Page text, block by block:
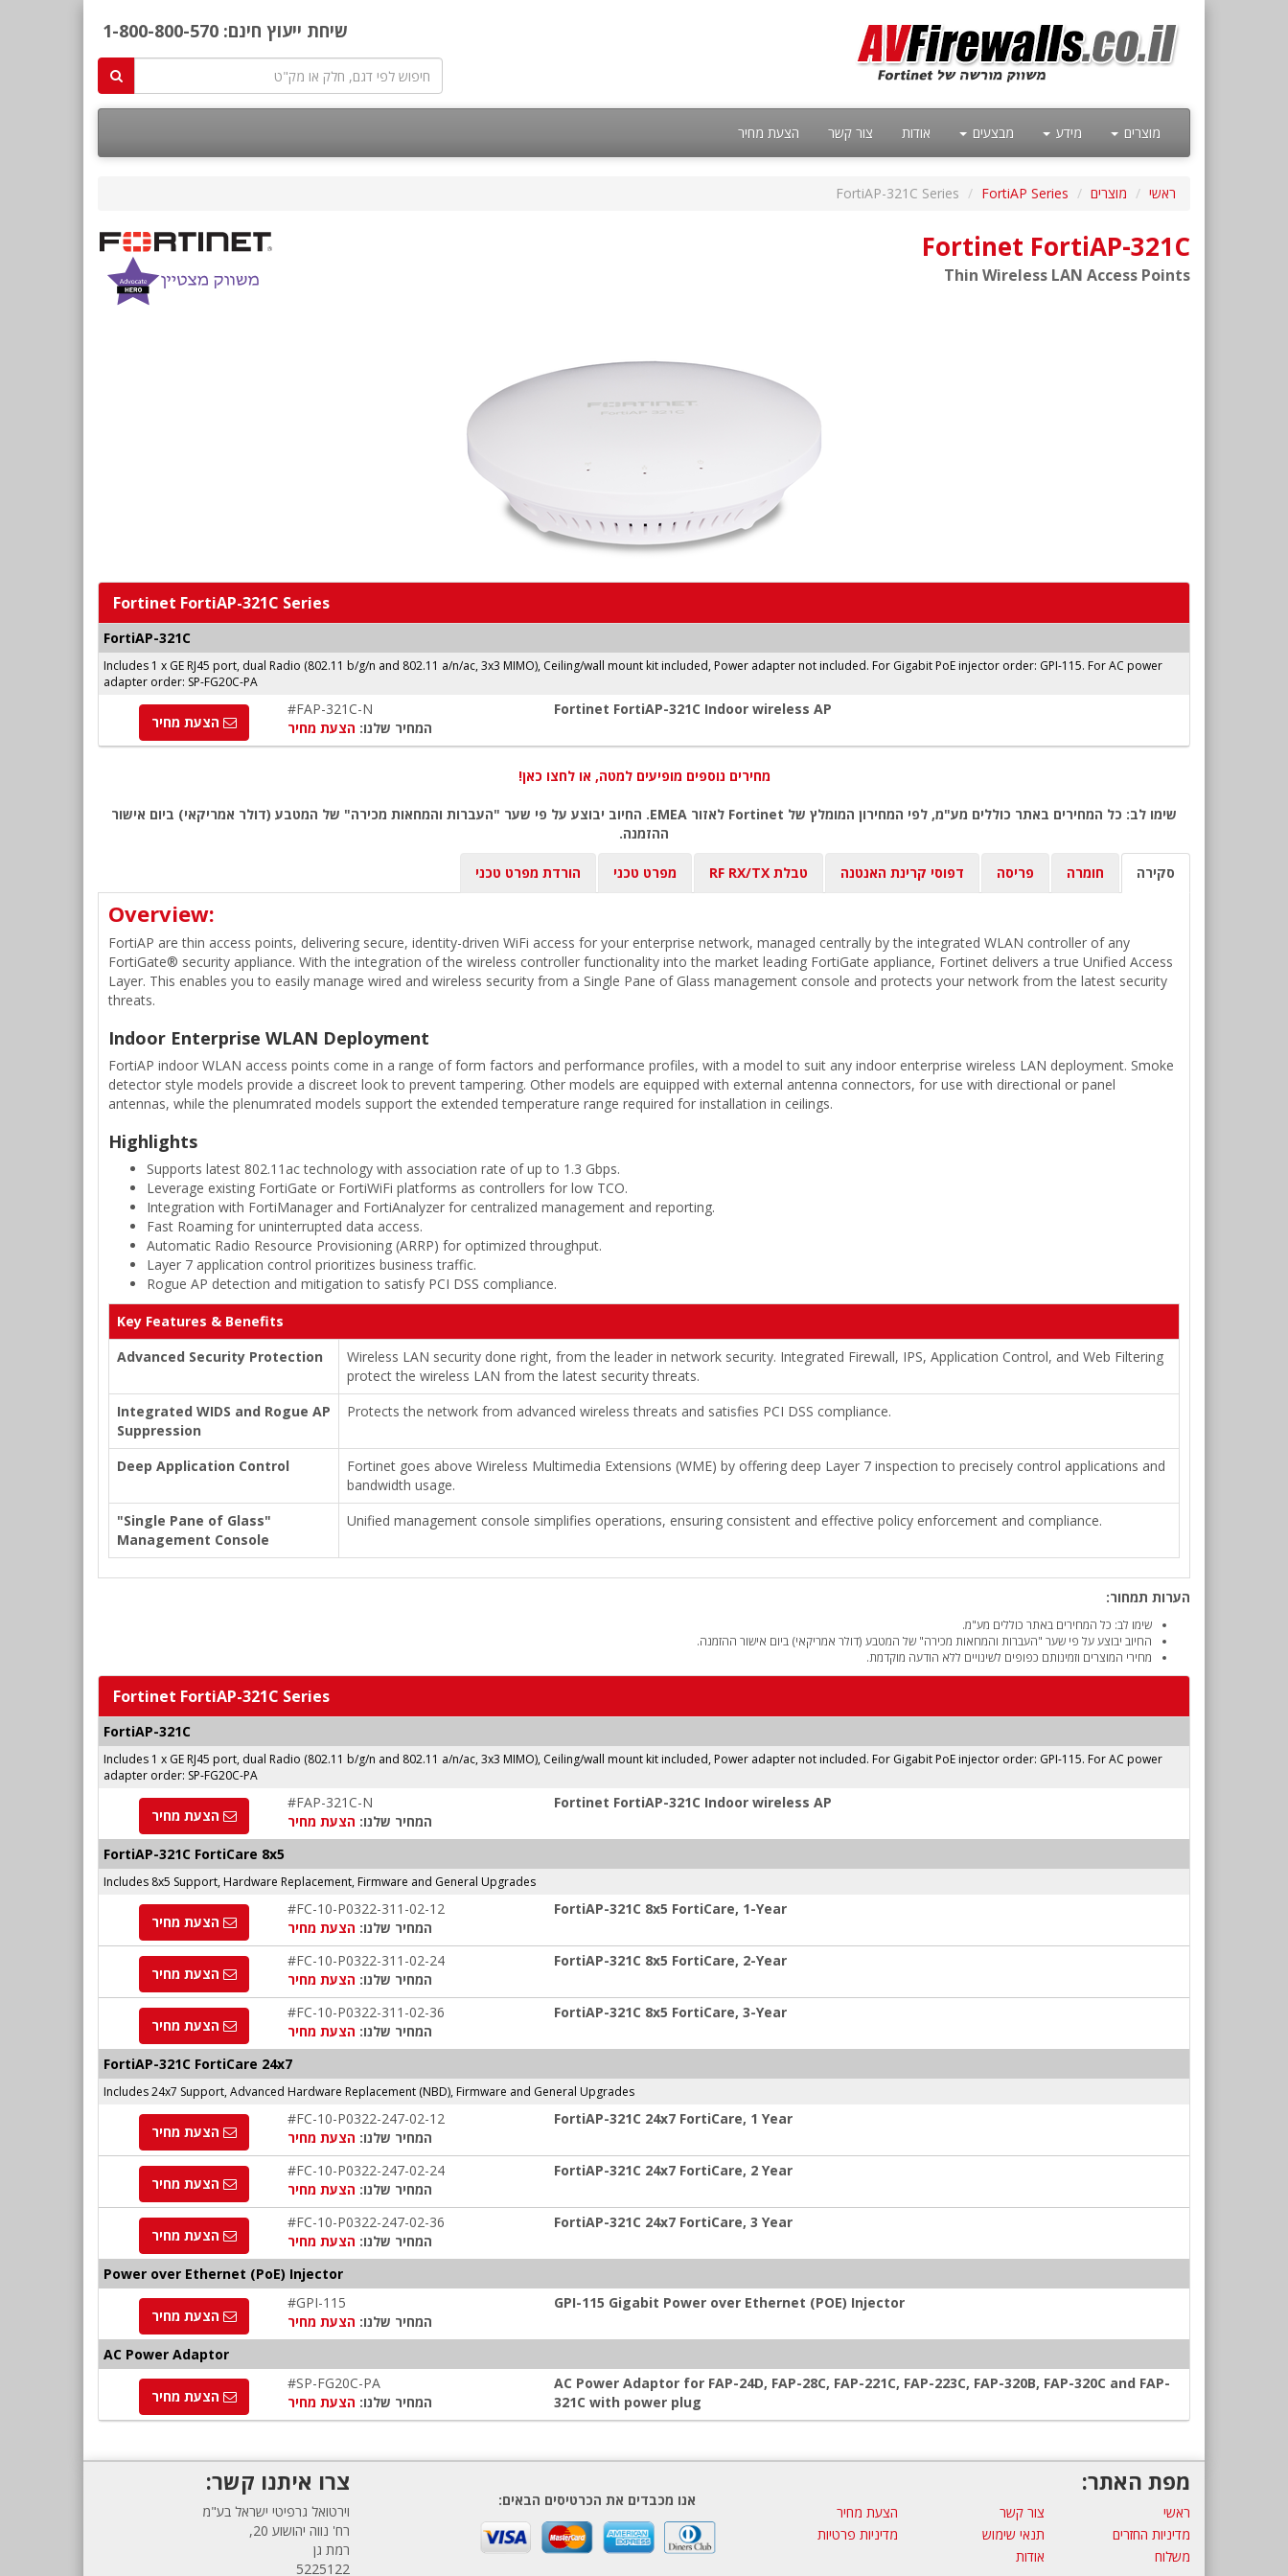
שיחת ייעוץ חינם: 1-800-800-570
מוצרים מידע מבצעים אודות צור קשר הצעת מחיר
ראשי מוצרים FortiAP Series
FortiAP-321C Series
Fortinet FortiAP-321C
Thin Wireless LAN Access Points
Fortinet FortiAP-321C Series
FortiAP-321C
Includes 1 x GE RJ45 port, dual Radio (802.11 b/g/n and 802.11 a/n/ac, 3x3 MIMO), Ceiling/wall mount kit included, Power adapter not included. For Gigabit PoE injector order: GPI-115. For AC power
adapter order: SP-FG20C-PA
Fortinet FortiAP-321C Indoor wireless AP
#FAP-321C-N
המחיר שלנו: הצעת מחיר הצעת מחיר
מחירים נוספים מופיעים למטה, או לחצו כאן!
שימו לב: כל המחירים באתר כוללים מע"מ, לפי המחירון המומלץ של Fortinet לאזור EMEA. החיוב יבוצע על פי שער "העברות והמחאות מכירה" של המטבע (דולר אמריקאי) ביום אישור
ההזמנה.
סקירה חומרה פריסה דפוסי קרינת האנטנה טבלת RF RX/TX מפרט טכני הורדת מפרט טכני
Overview:
FortiAP are thin access points, delivering secure, identity-driven WiFi access for your enterprise network, managed centrally by the integrated WLAN controller of any
FortiGate® security appliance. With the integration of the wireless controller functionality into the market leading FortiGate appliance, Fortinet delivers a true Unified Access
Layer. This enables you to easily manage wired and wireless security from a Single Pane of Glass management console and protects your network from the latest security
threats.
Indoor Enterprise WLAN Deployment
FortiAP indoor WLAN access points come in a range of form factors and performance profiles, with a model to suit any indoor enterprise wireless LAN deployment. Smoke
detector style models provide a discreet look to prevent tampering. Other models are equipped with external antenna connectors, for use with directional or panel
antennas, while the plenumrated models support the extended temperature range required for installation in ceilings.
Highlights
Supports latest 802.11ac technology with association rate of up to 1.3 Gbps.
Leverage existing FortiGate or FortiWiFi platforms as controllers for low TCO.
Integration with FortiManager and FortiAnalyzer for centralized management and reporting.
Fast Roaming for uninterrupted data access.
Automatic Radio Resource Provisioning (ARRP) for optimized throughput.
Layer 7 application control prioritizes business traffic.
Rogue AP detection and mitigation to satisfy PCI DSS compliance.
Key Features & Benefits
Advanced Security Protection
Wireless LAN security done right, from the leader in network security. Integrated Firewall, IPS, Application Control, and Web Filtering
protect the wireless LAN from the latest security threats.
Integrated WIDS and Rogue AP
Suppression
Protects the network from advanced wireless threats and satisfies PCI DSS compliance.
Deep Application Control
Fortinet goes above Wireless Multimedia Extensions (WME) by offering deep Layer 7 inspection to precisely control applications and
bandwidth usage.
"Single Pane of Glass"
Management Console
Unified management console simplifies operations, ensuring consistent and effective policy enforcement and compliance.
הערות תמחור:
שימו לב: כל המחירים באתר כוללים מע"מ.
החיוב יבוצע על פי שער "העברות והמחאות מכירה" של המטבע (דולר אמריקאי) ביום אישור ההזמנה.
מחירי המוצרים וזמינותם כפופים לשינויים ללא הודעה מוקדמת.
Fortinet FortiAP-321C Series
FortiAP-321C
Includes 1 x GE RJ45 port, dual Radio (802.11 b/g/n and 802.11 a/n/ac, 3x3 MIMO), Ceiling/wall mount kit included, Power adapter not included. For Gigabit PoE injector order: GPI-115. For AC power
adapter order: SP-FG20C-PA
Fortinet FortiAP-321C Indoor wireless AP
#FAP-321C-N
המחיר שלנו: הצעת מחיר הצעת מחיר
FortiAP-321C FortiCare 8x5
Includes 8x5 Support, Hardware Replacement, Firmware and General Upgrades
FortiAP-321C 8x5 FortiCare, 1-Year
#FC-10-P0322-311-02-12
המחיר שלנו: הצעת מחיר הצעת מחיר
FortiAP-321C 8x5 FortiCare, 2-Year
#FC-10-P0322-311-02-24
המחיר שלנו: הצעת מחיר הצעת מחיר
FortiAP-321C 8x5 FortiCare, 3-Year
#FC-10-P0322-311-02-36
המחיר שלנו: הצעת מחיר הצעת מחיר
FortiAP-321C FortiCare 24x7
Includes 24x7 Support, Advanced Hardware Replacement (NBD), Firmware and General Upgrades
FortiAP-321C 24x7 FortiCare, 1 Year
#FC-10-P0322-247-02-12
המחיר שלנו: הצעת מחיר הצעת מחיר
FortiAP-321C 24x7 FortiCare, 2 Year
#FC-10-P0322-247-02-24
המחיר שלנו: הצעת מחיר הצעת מחיר
FortiAP-321C 24x7 FortiCare, 3 Year
#FC-10-P0322-247-02-36
המחיר שלנו: הצעת מחיר הצעת מחיר
Power over Ethernet (PoE) Injector
GPI-115 Gigabit Power over Ethernet (POE) Injector
#GPI-115
המחיר שלנו: הצעת מחיר הצעת מחיר
AC Power Adaptor
AC Power Adaptor for FAP-24D, FAP-28C, FAP-221C, FAP-223C, FAP-320B, FAP-320C and FAP-
321C with power plug
#SP-FG20C-PA
המחיר שלנו: הצעת מחיר הצעת מחיר
מפת האתר:
ראשי צור קשר
הצעת מחיר
מדיניות החזרים
תנאי שימוש
מדיניות פרטיות
משלוח
אודות
אנו מכבדים את הכרטיסים הבאים:
צרו איתנו קשר:
וירטואל גרפיטי ישראל בע"מ
רח' נווה יהושוע 20,
רמת גן
5225122